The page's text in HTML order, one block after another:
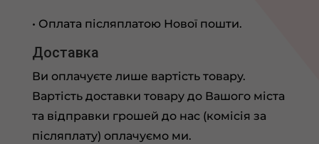
• Оплата післяплатою Нової пошти.
Доставка
Ви оплачуєте лише вартість товару.
Вартість доставки товару до Вашого міста
та відправки грошей до нас (комісія за
післяплату) оплачуємо ми.